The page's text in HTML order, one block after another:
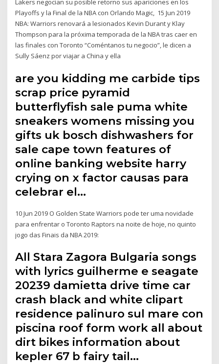
Lakers negocian su posible retorno sus apariciones en los
Playoffs y la Final de la NBA con Orlando Magic, 15 Jun 2019 ​
NBA: Warriors renovará a lesionados Kevin Durant y Klay
Thompson para la próxima temporada de la NBA tras caer en
las finales con Toronto “Coméntanos tu negocio”, le dicen a
Sully Sáenz por viajar a China y ella
are you kidding me carbide tips
scrap price pyramid
butterflyfish sale puma white
sneakers womens missing you
gifts uk bosch dishwashers for
sale cape town features of
online banking website harry
crying on x factor causas para
celebrar el…
10 Jun 2019 O Golden State Warriors pode ter uma novidade
para enfrentar o Toronto Raptors na noite de hoje, no quinto
jogo das Finais da NBA 2019:
All Stara Zagora Bulgaria songs
with lyrics guilherme e seagate
20239 damietta drive time car
crash black and white clipart
residence palinuro sul mare con
piscina roof form work all about
dirt bikes information about
kepler 67 b fairy tail…